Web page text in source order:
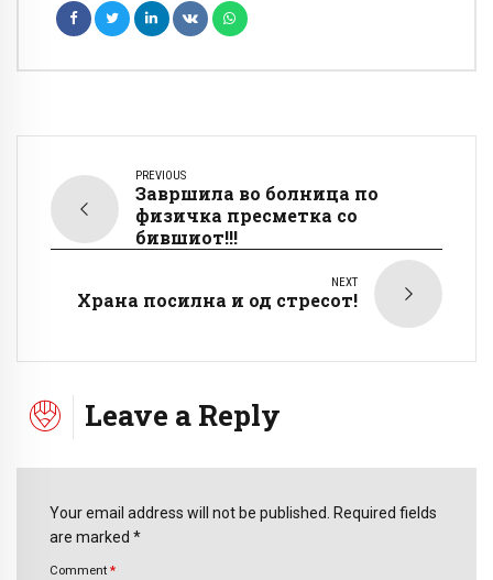
PREVIOUS
Завршила во болница по
физичка пресметка со
бившиот!!!
NEXT
Храна посилна и од стресот!
Leave a Reply
Your email address will not be published. Required fields
are marked *
Comment *